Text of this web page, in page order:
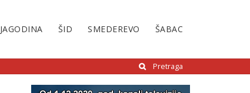
JAGODINA ŠID SMEDEREVO ŠABAC
Pretraga